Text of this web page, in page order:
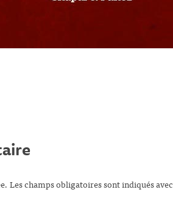
Les champs obligatoires sont indiqués avec